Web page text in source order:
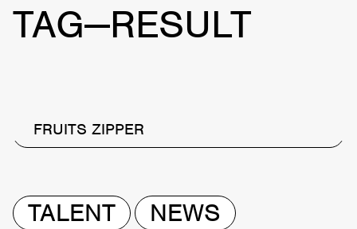
TAG—RESULT
FRUITS ZIPPER
TALENT
NEWS